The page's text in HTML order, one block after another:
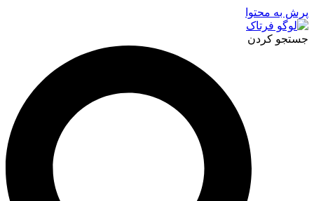
پرش به محتوا
جستجو کردن